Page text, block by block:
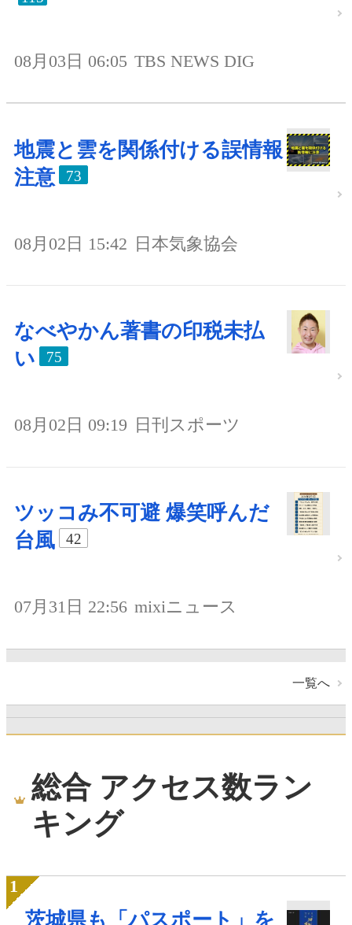
08月03日 06:05 TBS NEWS DIG
地震と雲を関係付ける誤情報
注意
73
08月02日 15:42 日本気象協会
なべやかん著書の印税未払
い
75
08月02日 09:19 日刊スポーツ
ツッコみ不可避 爆笑呼んだ
台風
42
07月31日 22:56 mixiニュース
一覧へ
総合 アクセス数ラン
キング
茨城県も「パスポート」を